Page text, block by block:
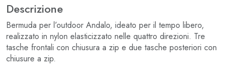
Descrizione
Bermuda per l’outdoor Andalo, ideato per il tempo libero,
realizzato in nylon elasticizzato nelle quattro direzioni. Tre
tasche frontali con chiusura a zip e due tasche posteriori con
chiusure a zip.